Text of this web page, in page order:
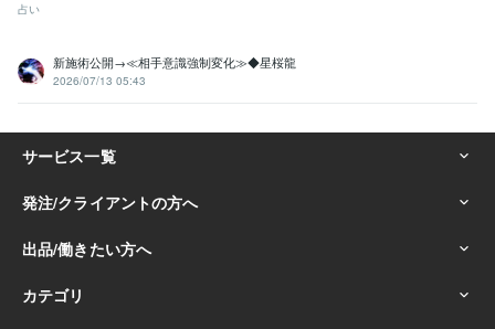
占い
新施術公開→≪相手意識強制変化≫◆星桜龍
2026/07/13 05:43